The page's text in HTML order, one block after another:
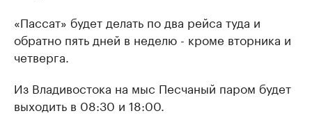
«Пассат» будет делать по два рейса туда и
обратно пять дней в неделю - кроме вторника и
четверга.
Из Владивостока на мыс Песчаный паром будет
выходить в 08:30 и 18:00.